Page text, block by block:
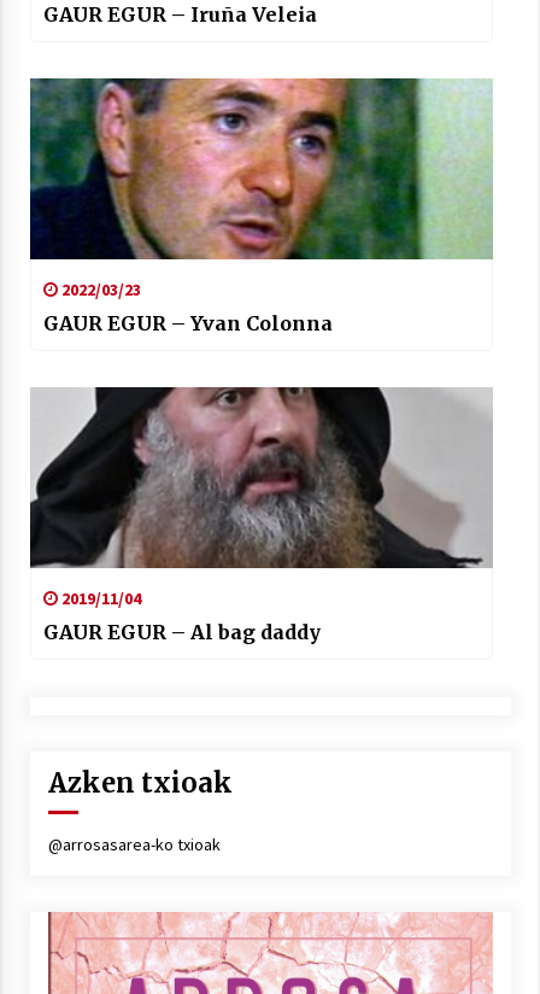
GAUR EGUR – Iruña Veleia
2022/03/23
GAUR EGUR – Yvan Colonna
2019/11/04
GAUR EGUR – Al bag daddy
Azken txioak
@arrosasarea-ko txioak